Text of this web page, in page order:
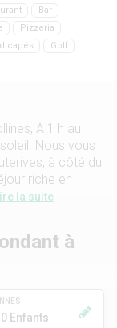
Bar
Pizzeria
Golf
A 1 h au
Nous vous
à côté du
riche en
la suite
0 Enfants
à